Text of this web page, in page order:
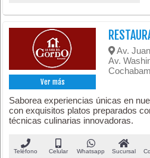
Ver más
Av.
Av.
Saborea experiencias únicas en
con exquisitos platos preparados
técnicas culinarias innovadoras.
Teléfono Celular Whatsapp Sucursal